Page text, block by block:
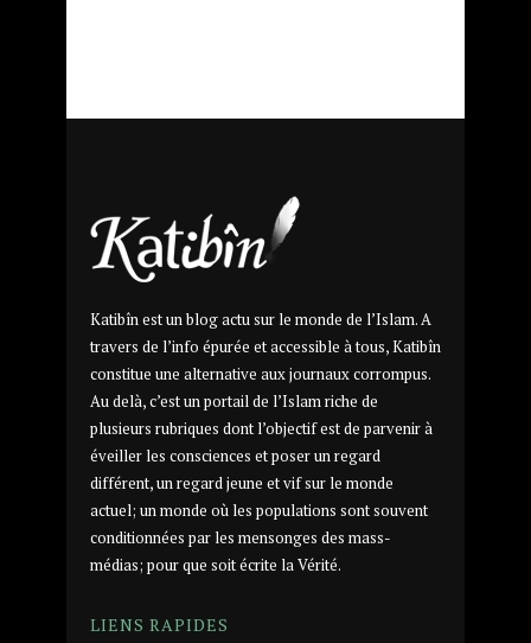
Katibîn est un blog actu sur le monde de l’Islam. A
travers de l’info épurée et accessible à tous, Katibîn
constitue une alternative aux journaux corrompus.
Au delà, c’est un portail de l’Islam riche de
plusieurs rubriques dont l’objectif est de parvenir à
éveiller les consciences et poser un regard
différent, un regard jeune et vif sur le monde
actuel; un monde où les populations sont souvent
conditionnées par les mensonges des mass-
médias; pour que soit écrite la Vérité.
LIENS RAPIDES